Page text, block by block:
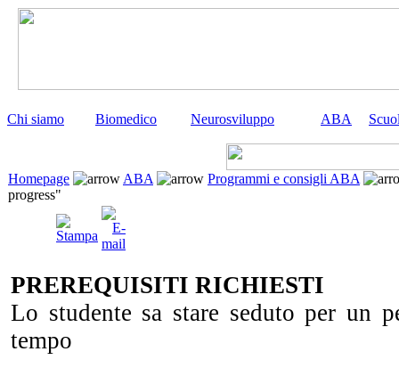
Chi siamo Biomedico Neurosviluppo ABA
Homepage ABA
Programmi e consigli ABA
progress"
PREREQUISITI RICHIESTI
Lo studente sa stare seduto per un
tempo